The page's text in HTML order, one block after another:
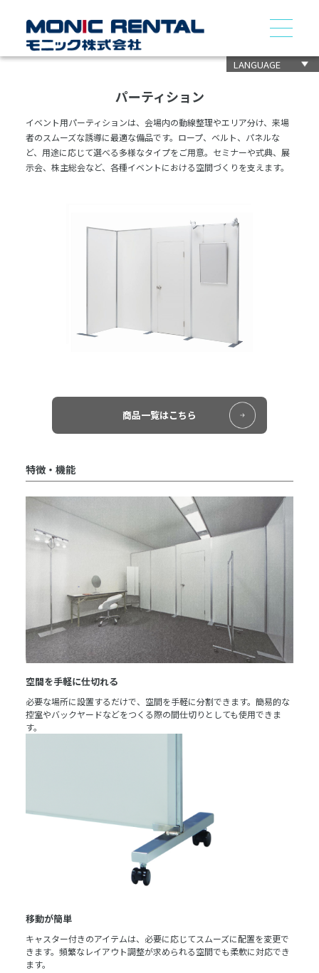
LANGUAGE
パーティション
イベント用パーティションは、会場内の動線整理やエリア分け、来場
者のスムーズな誘導に最適な備品です。ロープ、ベルト、パネルな
ど、用途に応じて選べる多様なタイプをご用意。セミナーや式典、展
示会、株主総会など、各種イベントにおける空間づくりを支えます。
商品一覧はこちら
特徴・機能
空間を手軽に仕切れる
必要な場所に設置するだけで、空間を手軽に分割できます。簡易的な
控室やバックヤードなどをつくる際の間仕切りとしても使用できま
す。
移動が簡単
キャスター付きのアイテムは、必要に応じてスムーズに配置を変更で
きます。頻繁なレイアウト調整が求められる空間でも柔軟に対応でき
ます。